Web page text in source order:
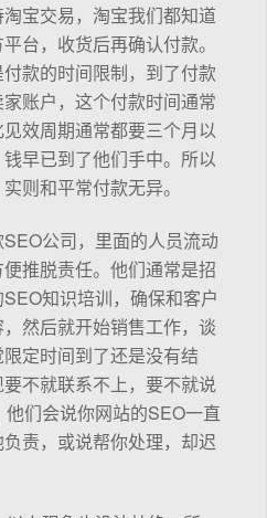
宝交易，淘宝我们都知道
台，收货后再确认付款。
款的时间限制，到了付款
账户，这个付款时间通常
效周期通常都要三个月以
早已到了他们手中。所以
则和平常付款无异。
公司，里面的人员流动
推脱责任。他们通常是招
知识培训，确保和客户
然后就开始销售工作，谈
定时间到了还是没有结
不就联系不上，要不就说
们会说你网站的SEO一直
责，或说帮你处理，却迟